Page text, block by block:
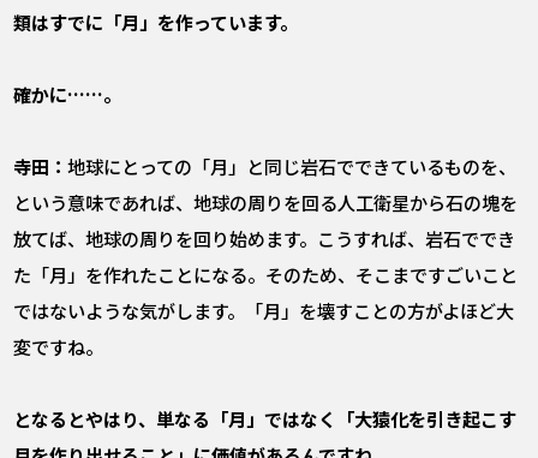
類はすでに「月」を作っています。
――確かに……。
寺田：地球にとっての「月」と同じ岩石でできているものを、
という意味であれば、地球の周りを回る人工衛星から石の塊を
放てば、地球の周りを回り始めます。こうすれば、岩石ででき
た「月」を作れたことになる。そのため、そこまですごいこと
ではないような気がします。「月」を壊すことの方がよほど大
変ですね。
――となるとやはり、単なる「月」ではなく「大猿化を引き起こす